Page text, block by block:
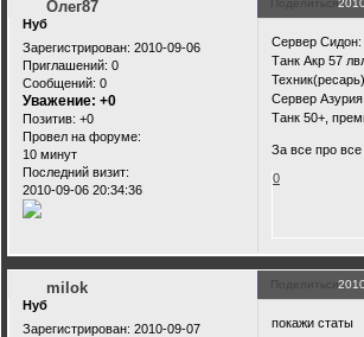
Поделиться
Олег87
Нуб
Зарегистрирован: 2010-09-06
Приглашений: 0
Сообщений: 0
Уважение: +0
Позитив: +0
Провел на форуме:
10 минут
Последний визит:
2010-09-06 20:34:36
Сервер Сидон:
Танк Акр 57
Сервер Азурия:
Танк 50+,
За все про
0
Поделиться
milok
Нуб
Зарегистрирован: 2010-09-07
покажи статы